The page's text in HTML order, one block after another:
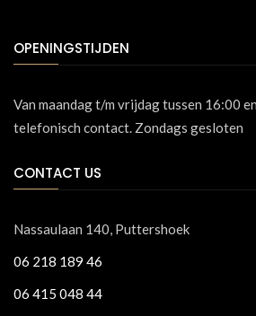
OPENINGSTIJDEN
Van maandag t/m vrijdag tussen 16:00
telefonisch contact. Zondags gesloten
CONTACT US
Nassaulaan 140, Puttershoek
06 218 189 46
06 415 048 44